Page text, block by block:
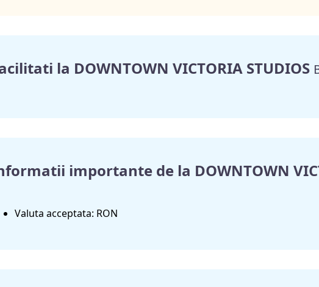
la DOWNTOWN VICTORIA STUDIOS
importante de la DOWNTOWN
Valuta acceptata: RON